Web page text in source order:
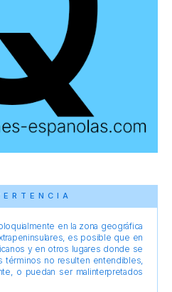
en la zona geográfica
es posible que en
y en otros lugares donde se
términos no resulten entendibles,
o puedan ser malinterpretados